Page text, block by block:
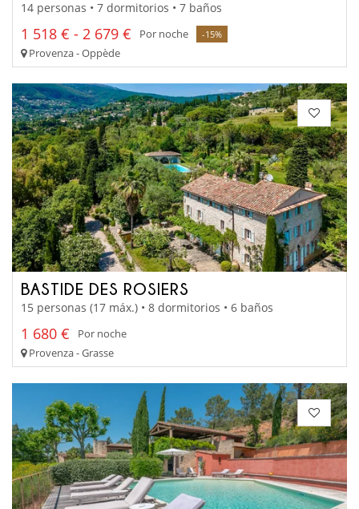
14 personas • 7 dormitorios • 7 baños
1 518 € - 2 679 € Por noche -15%
Provenza - Oppède
BASTIDE DES ROSIERS
15 personas (17 máx.) • 8 dormitorios • 6 baños
1 680 €
Por noche
Provenza - Grasse